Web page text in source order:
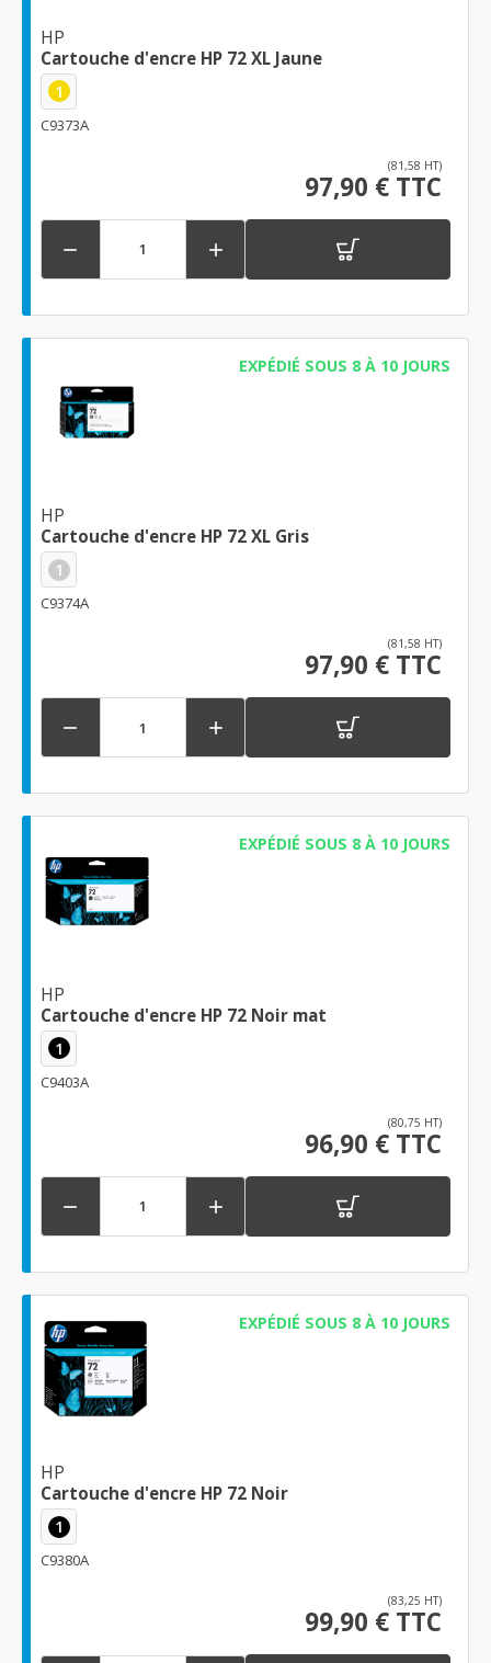
HP
Cartouche d'encre HP 72 XL Jaune
1
C9373A
(81,58 HT)
97,90 € TTC
 
EXPÉDIÉ SOUS 8 À 10 JOURS
HP
Cartouche d'encre HP 72 XL Gris
1
C9374A
(81,58 HT)
97,90 € TTC
 
EXPÉDIÉ SOUS 8 À 10 JOURS
HP
Cartouche d'encre HP 72 Noir mat
1
C9403A
(80,75 HT)
96,90 € TTC
 
EXPÉDIÉ SOUS 8 À 10 JOURS
HP
Cartouche d'encre HP 72 Noir
1
C9380A
(83,25 HT)
99,90 € TTC